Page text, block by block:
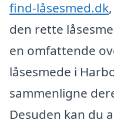
find-låsesmed.dk
den rette
en omfattende
låsesmede i
sammenligne
Desuden kan du